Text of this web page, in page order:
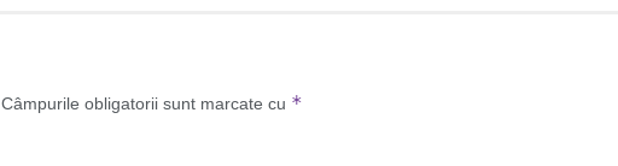
Câmpurile obligatorii sunt marcate cu *